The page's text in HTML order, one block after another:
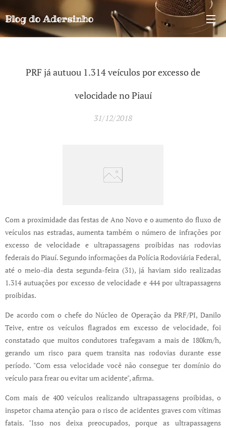
Blog doAdersinho
PRF já autuou 1.314 veículos por excesso de
velocidade no Piauí
31/12/2018
Com a proximidade das festas de Ano Novo e o aumento do fluxo de
veículos nas estradas, aumenta também o número de infrações por
excesso de velocidade e ultrapassagens proibidas nas rodovias
federais do Piauí. Segundo informações da Polícia Rodoviária Federal,
até o meio-dia desta segunda-feira (31), já haviam sido realizadas
1.314 autuações por excesso de velocidade e 444 por ultrapassagens
proibidas.
De acordo com o chefe do Núcleo de Operação da PRF/PI, Danilo
Teive, entre os veículos flagrados em excesso de velocidade, foi
constatado que muitos condutores trafegavam a mais de 180km/h,
gerando um risco para quem transita nas rodovias durante esse
período. "Com essa velocidade você não consegue ter domínio do
veículo para frear ou evitar um acidente", afirma.
Com mais de 400 veículos realizando ultrapassagens proibidas, o
inspetor chama atenção para o risco de acidentes graves com vítimas
fatais. "Isso nos deixa preocupados, porque as ultrapassagens